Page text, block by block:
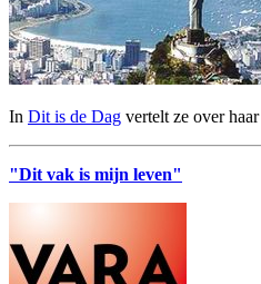
In Dit is de Dag vertelt ze over haar
"Dit vak is mijn leven"